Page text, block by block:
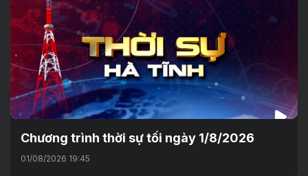
Chương trình thời sự tối ngày 1/8/2026
01/08/2026 19:45